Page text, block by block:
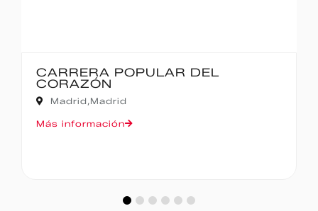
IBERCAJA MADRID CORRE
Más información